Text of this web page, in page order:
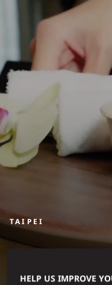
TAIPEI
STAY
HELP US IMPROVE